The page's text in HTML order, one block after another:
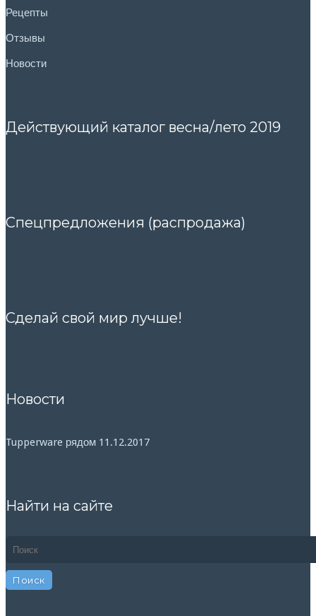
Рецепты
Отзывы
Новости
Действующий каталог весна/лето 2019
Спецпредложения (распродажа)
Сделай свой мир лучше!
Новости
Tupperware рядом 11.12.2017
Найти на сайте